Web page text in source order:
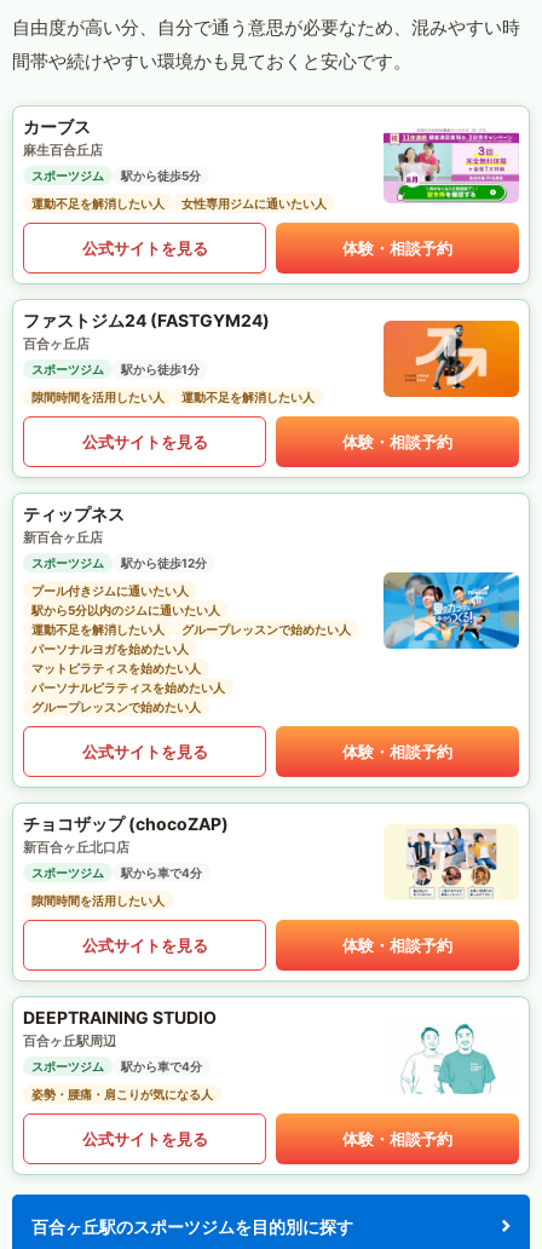
自由度が高い分、自分で通う意思が必要なため、混みやすい時
間帯や続けやすい環境かも見ておくと安心です。
カーブス
麻生百合丘店
スポーツジム
駅から徒歩5分
運動不足を解消したい人
女性専用ジムに通いたい人
公式サイトを見る 体験・相談予約
ファストジム24 (FASTGYM24)
百合ヶ丘店
スポーツジム
駅から徒歩1分
隙間時間を活用したい人
運動不足を解消したい人
公式サイトを見る 体験・相談予約
ティップネス
新百合ヶ丘店
スポーツジム
駅から徒歩12分
プール付きジムに通いたい人
駅から5分以内のジムに通いたい人
運動不足を解消したい人
グループレッスンで始めたい人
パーソナルヨガを始めたい人
マットピラティスを始めたい人
パーソナルピラティスを始めたい人
グループレッスンで始めたい人
公式サイトを見る 体験・相談予約
チョコザップ (chocoZAP)
新百合ヶ丘北口店
スポーツジム
駅から車で4分
隙間時間を活用したい人
公式サイトを見る 体験・相談予約
DEEPTRAINING STUDIO
百合ヶ丘駅周辺
スポーツジム
駅から車で4分
姿勢・腰痛・肩こりが気になる人
公式サイトを見る 体験・相談予約
百合ヶ丘駅のスポーツジムを目的別に探す